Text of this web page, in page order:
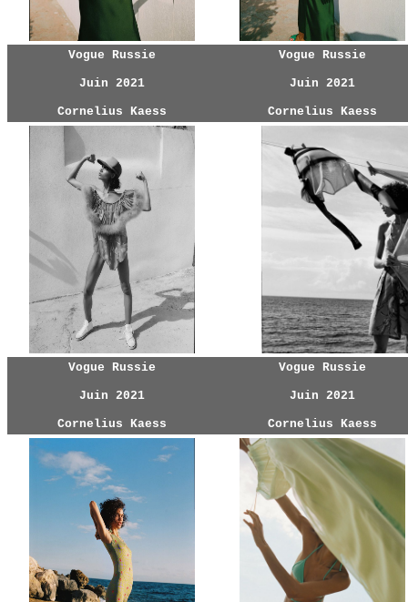
Vogue Russie
Juin 2021
Cornelius Kaess
Vogue Russie
Juin 2021
Cornelius Kaess
Vogue Russie
Juin 2021
Cornelius Kaess
Vogue Russie
Juin 2021
Cornelius Kaess